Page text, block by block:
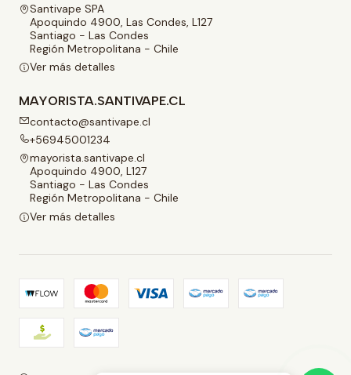
Santivape SPA
Apoquindo 4900, Las Condes, L127
Santiago - Las Condes
Región Metropolitana - Chile
Ver más detalles
MAYORISTA.SANTIVAPE.CL
contacto@santivape.cl
+56945001234
mayorista.santivape.cl
Apoquindo 4900, L127
Santiago - Las Condes
Región Metropolitana - Chile
Ver más detalles